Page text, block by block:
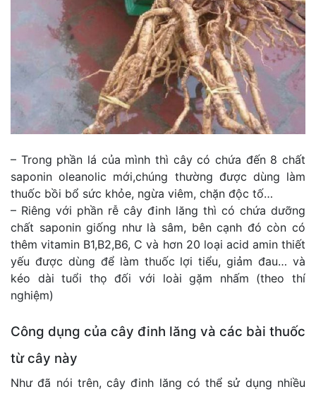
– Trong phần lá của mình thì cây có chứa đến 8 chất
saponin oleanolic mới,chúng thường được dùng làm
thuốc bồi bổ sức khỏe, ngừa viêm, chặn độc tố…
– Riêng với phần rễ cây đinh lăng thì có chứa dưỡng
chất saponin giống như là sâm, bên cạnh đó còn có
thêm vitamin B1,B2,B6, C và hơn 20 loại acid amin thiết
yếu được dùng để làm thuốc lợi tiểu, giảm đau… và
kéo dài tuổi thọ đối với loài gặm nhấm (theo thí
nghiệm)
Công dụng của cây đinh lăng và các bài thuốc
từ cây này
Như đã nói trên, cây đinh lăng có thể sử dụng nhiều